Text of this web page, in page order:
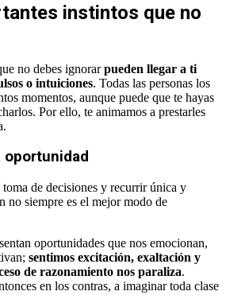
instintos que no
no debes ignorarpueden llegar a ti
o intuiciones. Todas las personas los
momentos, aunque puede que te hayas
Por ello, te animamos a prestarles
oportunidad
de decisiones y recurrir única y
no siempre es el mejor modo de
oportunidades que nos emocionan,
sentimos excitación, exaltación y
de razonamiento nos paraliza.
en los contras, a imaginar toda clase